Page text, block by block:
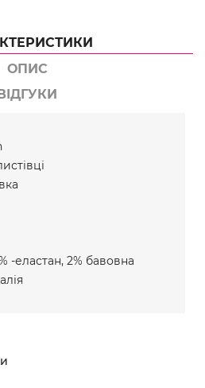
ОПИС
-еластан, 2% бавовна